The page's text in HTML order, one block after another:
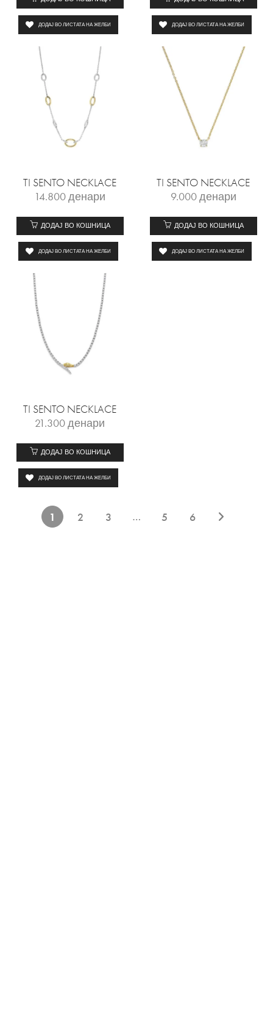
ДОДАЈ ВО ЛИСТАТА НА ЖЕЛБИ ДОДАЈ ВО ЛИСТАТА НА ЖЕЛБИ
TI SENTO NECKLACE
14.800денари
ДОДАЈ ВО КОШНИЦА
ДОДАЈ ВО ЛИСТАТА НА ЖЕЛБИ
TI SENTO NECKLACE
9.000денари
ДОДАЈ ВО КОШНИЦА
ДОДАЈ ВО ЛИСТАТА НА ЖЕЛБИ
TI SENTO NECKLACE
21.300денари
ДОДАЈ ВО КОШНИЦА
ДОДАЈ ВО ЛИСТАТА НА ЖЕЛБИ
1 2 3 … 5 6